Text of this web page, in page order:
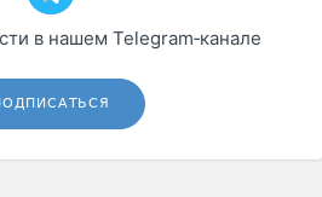
в нашем Telegram‑канале